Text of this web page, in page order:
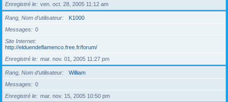
Enregistré le
ven. oct. 28, 2005 11:12 am
Rang, Nom d’utilisateur
K1000
Messages
0
Site Internet
http://elduendeflamenco.free.fr/forum/
Enregistré le
mar. nov. 01, 2005 11:27 pm
Rang, Nom d’utilisateur
William
Messages
0
Enregistré le
mar. nov. 15, 2005 10:50 pm